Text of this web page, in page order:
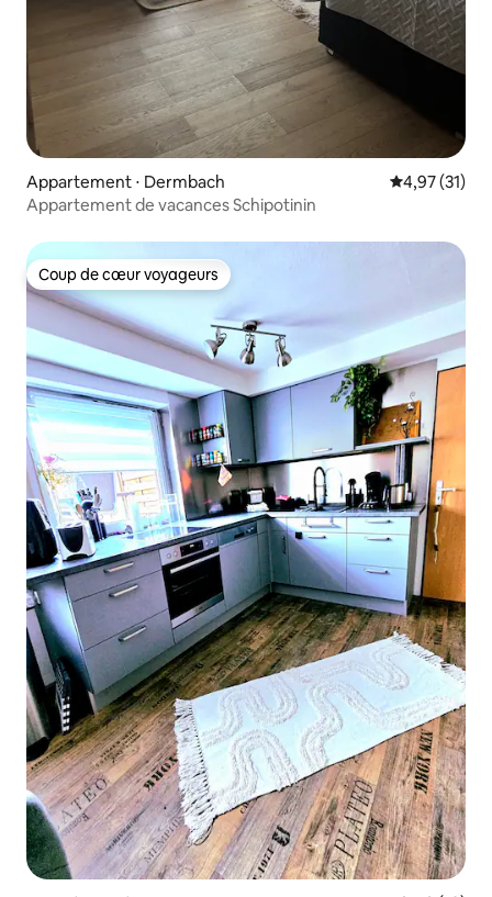
Appartement ⋅ Dermbach Évaluation
4,97 (31)
Appartement de vacances Schipotinin
Coup de cœur voyageurs
Coup de cœur voyageurs